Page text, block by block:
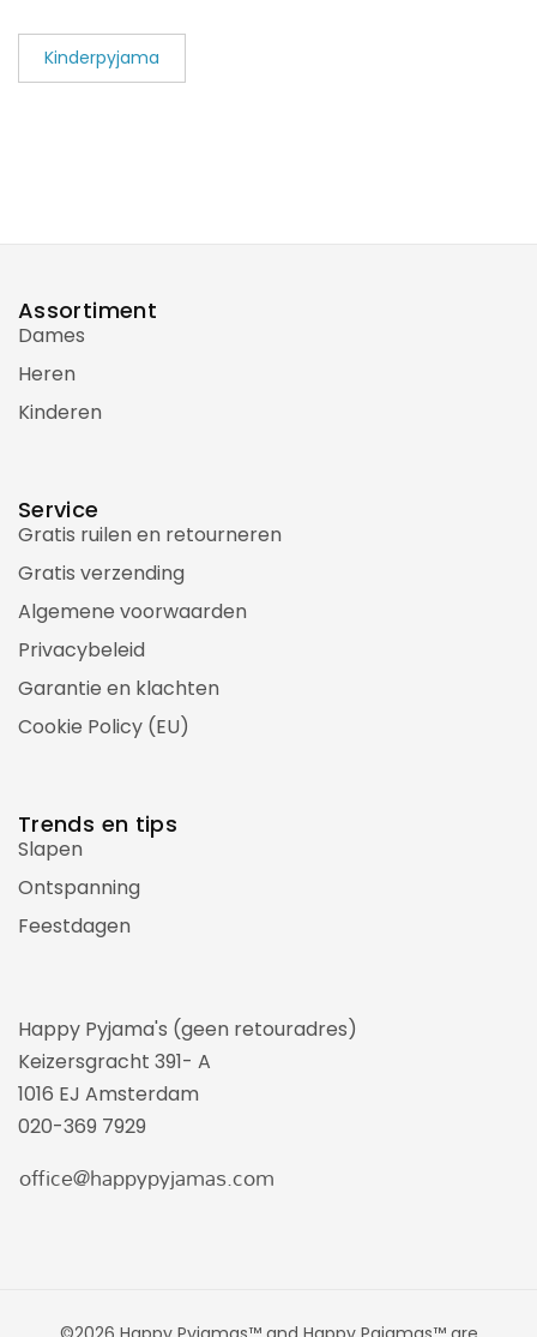
Kinderpyjama
Assortiment
Dames
Heren
Kinderen
Service
Gratis ruilen en retourneren
Gratis verzending
Algemene voorwaarden
Privacybeleid
Garantie en klachten
Cookie Policy (EU)
Trends en tips
Slapen
Ontspanning
Feestdagen
Happy Pyjama's (geen retouradres)
Keizersgracht 391- A
1016 EJ Amsterdam
020-369 7929